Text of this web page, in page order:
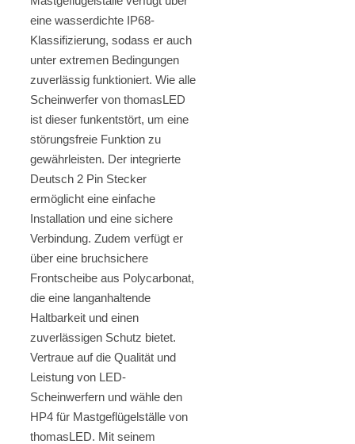
eine wasserdichte IP68-
Klassifizierung, sodass er auch
unter extremen Bedingungen
zuverlässig funktioniert. Wie alle
Scheinwerfer von thomasLED
ist dieser funkentstört, um eine
störungsfreie Funktion zu
gewährleisten. Der integrierte
Deutsch 2 Pin Stecker
ermöglicht eine einfache
Installation und eine sichere
Verbindung. Zudem verfügt er
über eine bruchsichere
Frontscheibe aus Polycarbonat,
die eine langanhaltende
Haltbarkeit und einen
zuverlässigen Schutz bietet.
Vertraue auf die Qualität und
Leistung von LED-
Scheinwerfern und wähle den
HP4 für Mastgeflügelställe von
thomasLED. Mit seinem